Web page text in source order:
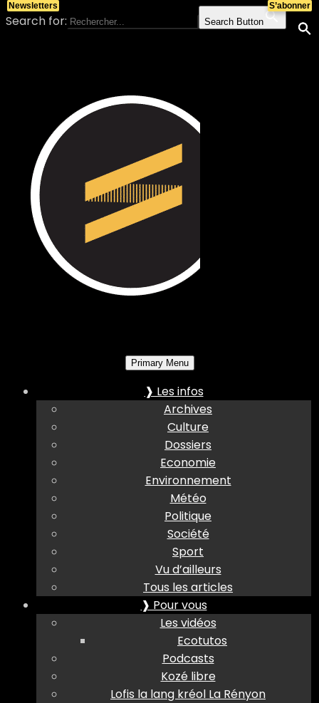
Search for: Search Button
Primary Menu
❱ Les infos
Archives
Culture
Dossiers
Economie
Environnement
Météo
Politique
Société
Sport
Vu d’ailleurs
Tous les articles
❱ Pour vous
Les vidéos
Ecotutos
Podcasts
Kozé libre
Lofis la lang kréol La Rényon
S’abonner
Newsletters